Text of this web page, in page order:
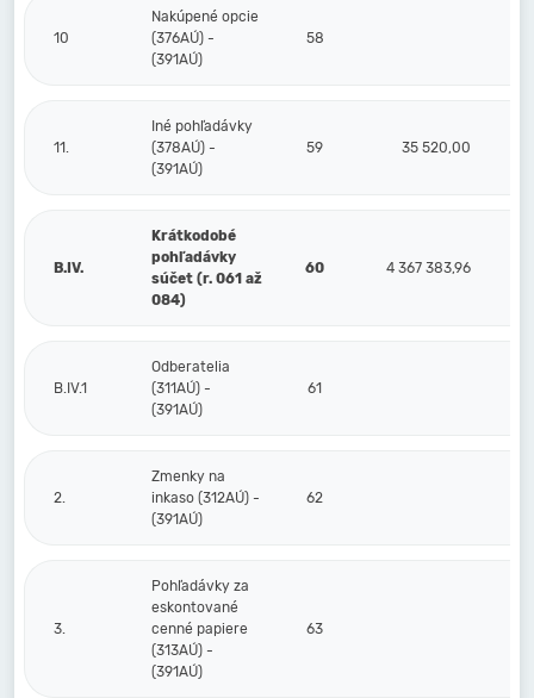
10
Nakúpené opcie
(376AÚ) -
(391AÚ)
58
11.
Iné pohľadávky
(378AÚ) -
(391AÚ)
59 35 520,00
B.IV.
Krátkodobé
pohľadávky
súčet (r. 061 až
084)
60 4 367 383,96
B.IV.1
Odberatelia
(311AÚ) -
(391AÚ)
61
2.
Zmenky na
inkaso (312AÚ) -
(391AÚ)
62
3.
Pohľadávky za
eskontované
cenné papiere
(313AÚ) -
(391AÚ)
63